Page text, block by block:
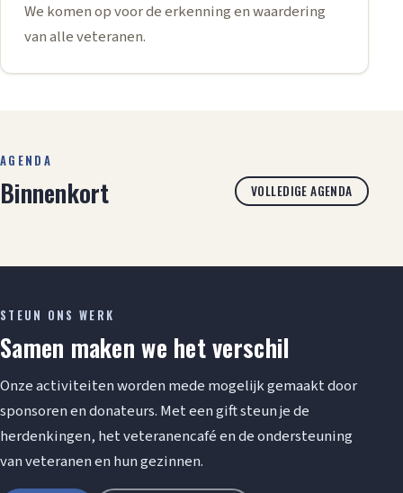
We komen op voor de erkenning en waardering
van alle veteranen.
AGENDA
Binnenkort VOLLEDIGE AGENDA
STEUN ONS WERK
Samen maken we het verschil
Onze activiteiten worden mede mogelijk gemaakt door
sponsoren en donateurs. Met een gift steun je de
herdenkingen, het veteranencafé en de ondersteuning
van veteranen en hun gezinnen.